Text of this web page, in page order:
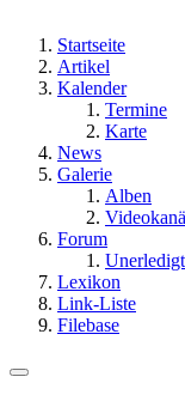
Startseite
Artikel
Kalender
Termine
Karte
News
Galerie
Alben
Forum
Lexikon
Link-Liste
Filebase